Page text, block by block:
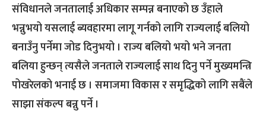
संविधानले जनतालाई अधिकार सम्पन्न बनाएको छ उँहाले
भन्नुभयो यसलाई ब्यवहारमा लागू गर्नको लागि राज्यलाई बलियो
बनाउँनु पर्नेमा जोड दिनुभयो । राज्य बलियो भयो भने जनता
बलिया हुन्छन् त्यसैले जनताले राज्यलाई साथ दिनु पर्ने मुख्यमन्त्रि
पोखरेलको भनाई छ । समाजमा विकास र समृद्धिको लागि सबैंले
साझा संकल्प बन्नु पर्ने ।